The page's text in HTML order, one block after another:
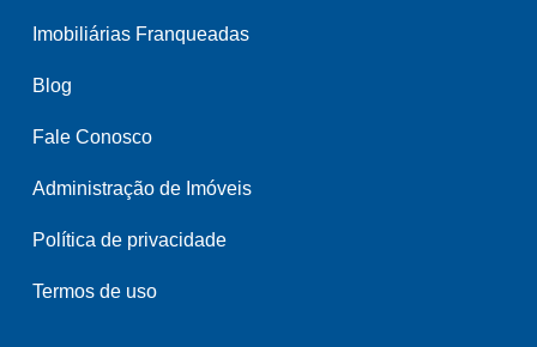
Imobiliárias Franqueadas
Blog
Fale Conosco
Administração de Imóveis
Política de privacidade
Termos de uso